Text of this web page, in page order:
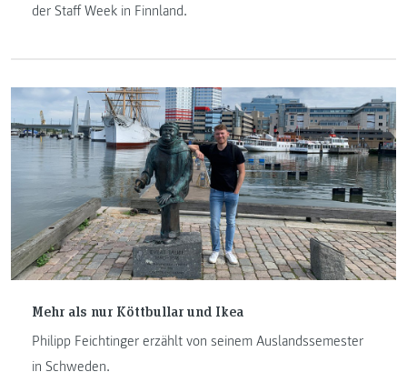
der Staff Week in Finnland.
Mehr als nur Köttbullar und Ikea
Philipp Feichtinger erzählt von seinem Auslandssemester
in Schweden.